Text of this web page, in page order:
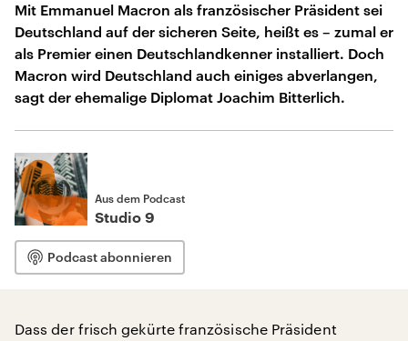
Mit Emmanuel Macron als französischer Präsident sei
Deutschland auf der sicheren Seite, heißt es – zumal er
als Premier einen Deutschlandkenner installiert. Doch
Macron wird Deutschland auch einiges abverlangen,
sagt der ehemalige Diplomat Joachim Bitterlich.
Aus dem Podcast
Studio 9
Podcast abonnieren
Dass der frisch gekürte französische Präsident